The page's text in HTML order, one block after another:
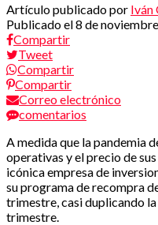
Artículo publicado por Iván
Publicado el8 de
Compartir
Tweet
Compartir
Compartir
Correo electrónico
comentarios
A medida que la pandemia
operativas y el precio de
icónica empresa de
su programa de recompra
trimestre, casi duplicando
trimestre.